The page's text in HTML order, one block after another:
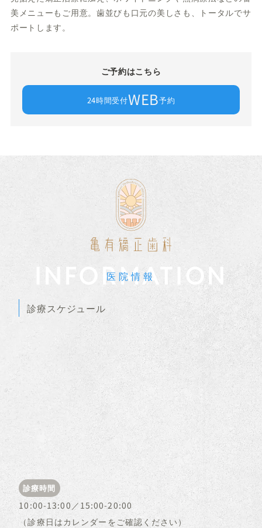
美メニューもご用意。歯並びも口元の美しさも、トータルでサ
ポートします。
ご予約はこちら
24時間受付WEB予約
INFORMATION
医院情報
診療スケジュール
診療時間
10:00-13:00／15:00-20:00
（診療日はカレンダーをご確認ください）